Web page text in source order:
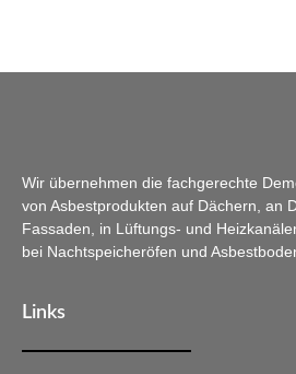
Wir übernehmen die fachgerechte
von Asbestprodukten auf Dächern, an
Fassaden, in Lüftungs- und
bei Nachtspeicheröfen und
Links